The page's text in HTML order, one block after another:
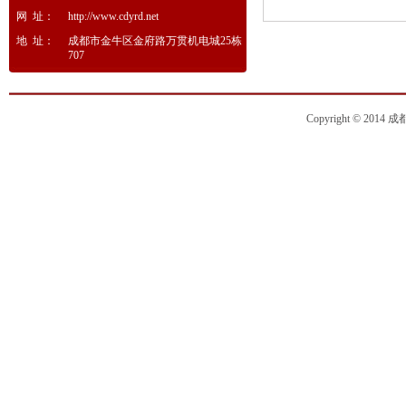
网 址：
http://www.cdyrd.net
地 址：
成都市金牛区金府路万贯机电城25栋
707
Copyright © 2014